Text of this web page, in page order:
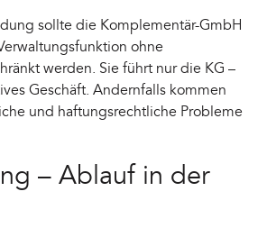
sollte die Komplementär-GmbH
ohne
werden. Sie führt nur die KG –
Geschäft. Andernfalls kommen
und haftungsrechtliche Probleme
– Ablauf in der